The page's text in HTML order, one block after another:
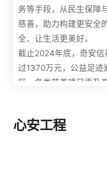
务等手段，从民生保障
慈善，助力构建更安全
全、让生活更美好。
截止2024年底，奇安
过1370万元，公益足迹
区，各类慈善项目惠及
心安工程